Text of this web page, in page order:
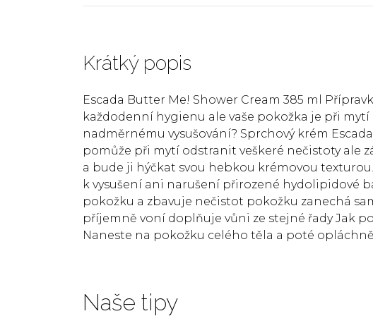
Krátký popis
Escada Butter Me! Shower Cream 385 ml
každodenní hygienu ale vaše pokožka je při
nadměrnému vysušování? Sprchový krém
pomůže při mytí odstranit veškeré nečistoty ale
a bude ji hýčkat svou hebkou krémovou
k vysušení ani narušení přirozené hydolipidové
pokožku a zbavuje nečistot pokožku zanechá
příjemně voní doplňuje vůni ze stejné řady Jak
Naneste na pokožku celého těla a poté
Naše tipy